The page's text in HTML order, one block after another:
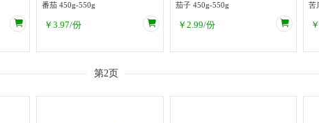
番茄 450g-550g
￥3.97/份
茄子 450g-550g
￥ 2.99/份 ￥
第2页